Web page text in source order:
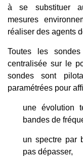
à se substituer
mesures
réaliser des agents
Toutes les
centralisée sur le
sondes sont
paramétrées pour
une évolution
bandes de
un spectre par
pas dépasser,